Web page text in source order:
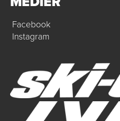
Facebook
Instagram